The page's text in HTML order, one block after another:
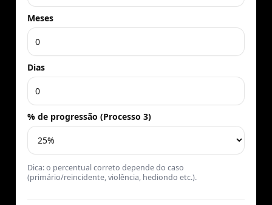
Meses
Dias
% de progressão (Processo 3)
Dica: o percentual correto depende do caso
(primário/reincidente, violência, hediondo etc.).